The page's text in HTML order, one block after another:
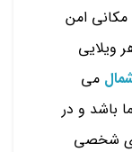
مکانی امن
ویلایی
می
باشد و در
شخصی